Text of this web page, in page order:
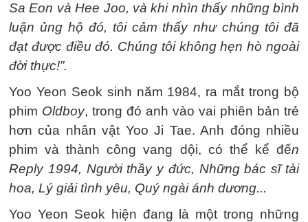
Sa Eon và Hee Joo, và khi nhìn thấy những bình
luận ủng hộ đó, tôi cảm thấy như chúng tôi đã
đạt được điều đó. Chúng tôi không hẹn hò ngoài
đời thực!”.
Yoo Yeon Seok sinh năm 1984, ra mắt trong bộ
phim Oldboy, trong đó anh vào vai phiên bản trẻ
hơn của nhân vật Yoo Ji Tae. Anh đóng nhiều
phim và thành công vang dội, có thể kể đến
Reply 1994, Người thầy y đức, Những bác sĩ tài
hoa, Lý giải tình yêu, Quý ngài ánh dương...
Yoo Yeon Seok hiện đang là một trong những